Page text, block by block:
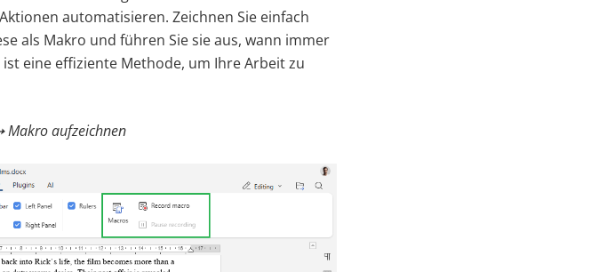
automatisieren. Zeichnen Sie einfach
als Makro und führen Sie sie aus, wann immer
eine effiziente Methode, um Ihre Arbeit zu
Makro aufzeichnen